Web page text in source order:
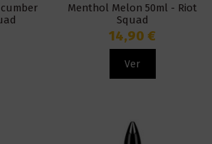
Menthol Melon 50ml - Riot
Squad
14,90 €
Ver